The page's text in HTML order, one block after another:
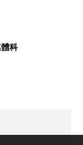
科